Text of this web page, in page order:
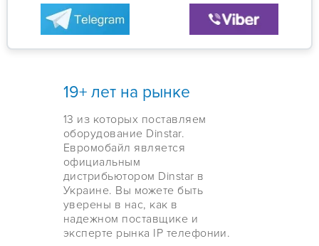
19+ лет на рынке
13 из которых поставляем
оборудование Dinstar.
Евромобайл является
официальным
дистрибьютором Dinstar в
Украине. Вы можете быть
уверены в нас, как в
надежном поставщике и
эксперте рынка IP телефонии.